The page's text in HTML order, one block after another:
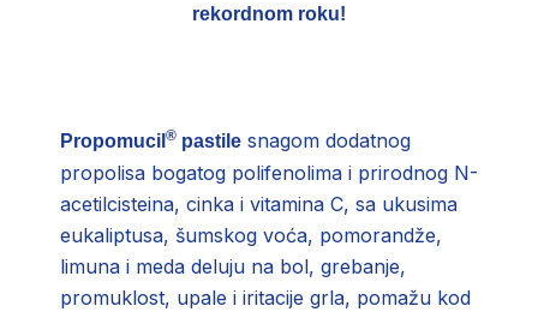
rekordnom roku!
Propomucil ® pastile snagom dodatnog
propolisa bogatog polifenolima i prirodnog N-
acetilcisteina, cinka i vitamina C, sa ukusima
eukaliptusa, šumskog voća, pomorandže,
limuna i meda deluju na bol, grebanje,
promuklost, upale i iritacije grla, pomažu kod